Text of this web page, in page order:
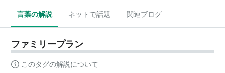
言葉の解説 ネットで話題 関連ブログ
ファミリープラン
このタグの解説について